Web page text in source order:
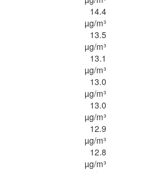
14.4
µg/m³
13.5
µg/m³
13.1
µg/m³
13.0
µg/m³
13.0
µg/m³
12.9
µg/m³
12.8
µg/m³